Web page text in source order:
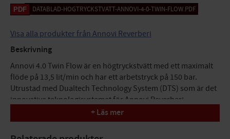
DATABLAD-HOGTRYCKSTVATT-ANNOVI-4-0-TWIN-FLOW.PDF
Visa alla produkter från Annovi Reverberi
Beskrivning
Annovi 4.0 Twin Flow är en högtryckstvätt med ett maximalt
flöde på 13,5 lit/min och har ett arbetstryck på 150 bar.
Utrustad med Dualtech Technology System (DTS) som är det
innovativa teknologisystemet för Annovi Reverberi
patenterade högtryckstvättar som har två kraftenheter inuti
maskinen. Det kan ge en ökning av tvättprestanda på upp till
50%, både vad gäller intensitet och sträckning av strålen,
+ Läs mer